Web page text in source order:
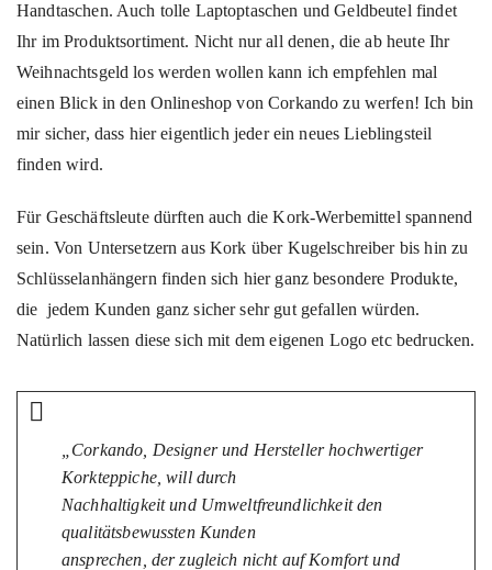
Handtaschen. Auch tolle Laptoptaschen und Geldbeutel findet
Ihr im Produktsortiment. Nicht nur all denen, die ab heute Ihr
Weihnachtsgeld los werden wollen kann ich empfehlen mal
einen Blick in den Onlineshop von Corkando zu werfen! Ich bin
mir sicher, dass hier eigentlich jeder ein neues Lieblingsteil
finden wird.
Für Geschäftsleute dürften auch die Kork-Werbemittel spannend
sein. Von Untersetzern aus Kork über Kugelschreiber bis hin zu
Schlüsselanhängern finden sich hier ganz besondere Produkte,
die jedem Kunden ganz sicher sehr gut gefallen würden.
Natürlich lassen diese sich mit dem eigenen Logo etc bedrucken.
„Corkando, Designer und Hersteller hochwertiger
Korkteppiche, will durch
Nachhaltigkeit und Umweltfreundlichkeit den
qualitätsbewussten Kunden
ansprechen, der zugleich nicht auf Komfort und